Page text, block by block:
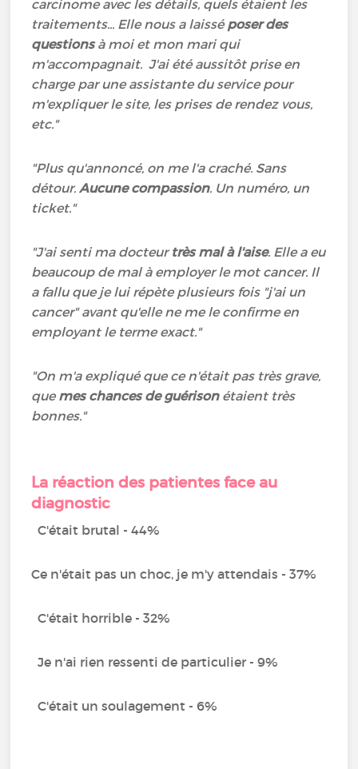
carcinome avec les détails, quels étaient les
traitements... Elle nous a laissé poser des
questionsà moi et mon mari qui
m'accompagnait. J'ai été aussitôt prise en
charge par une assistante du service pour
m'expliquer le site, les prises de rendez vous,
etc."
"Plus qu'annoncé, on me l'a craché. Sans
détour.Aucune compassion. Un numéro, un
ticket."
"J'ai senti ma docteur très mal à l'aise. Elle a eu
beaucoup de mal à employer le mot cancer. Il
a fallu que je lui répète plusieurs fois "j'ai un
cancer" avant qu'elle ne me le confirme en
employant le terme exact."
"On m'a expliqué que ce n'était pas très grave,
que mes chances de guérisonétaient très
bonnes."
La réaction des patientes face au
diagnostic
C'était brutal - 44%
Ce n'était pas un choc, je m'y attendais - 37%
C'était horrible - 32%
Je n'ai rien ressenti de particulier - 9%
C'était un soulagement - 6%